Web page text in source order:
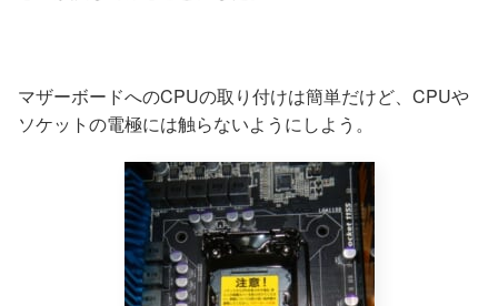
マザーボードへのCPUの取り付けは簡単だけど、CPUや
ソケットの電極には触らないようにしよう。